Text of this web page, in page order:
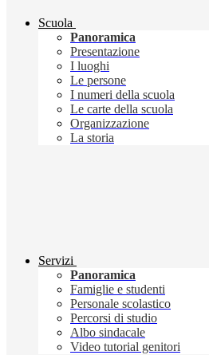
Scuola
Panoramica
Presentazione
I luoghi
Le persone
I numeri della scuola
Le carte della scuola
Organizzazione
La storia
Servizi
Panoramica
Famiglie e studenti
Personale scolastico
Percorsi di studio
Albo sindacale
Video tutorial genitori